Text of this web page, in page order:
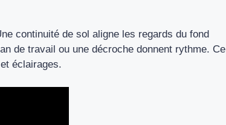
continuité de sol aligne les regards du fond
de travail ou une décroche donnent rythme. Ce
éclairages.